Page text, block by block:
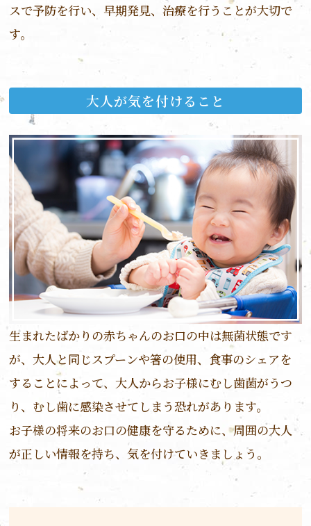
スで予防を行い、早期発見、治療を行うことが大切で
す。
大人が気を付けること
生まれたばかりの赤ちゃんのお口の中は無菌状態です
が、大人と同じスプーンや箸の使用、食事のシェアを
することによって、大人からお子様にむし歯菌がうつ
り、むし歯に感染させてしまう恐れがあります。
お子様の将来のお口の健康を守るために、周囲の大人
が正しい情報を持ち、気を付けていきましょう。